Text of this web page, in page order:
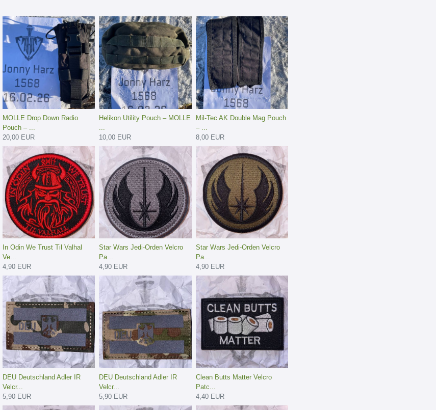
MOLLE Drop Down Radio
Pouch – ...
20,00 EUR
Helikon Utility Pouch – MOLLE
10,00 EUR
Mil-Tec AK Double Mag Pouch
– ...
8,00 EUR
In Odin We Trust Til Valhal
Ve...
4,90 EUR
Star Wars Jedi-Orden Velcro
Pa...
4,90 EUR
Star Wars Jedi-Orden Velcro
Pa...
4,90 EUR
DEU Deutschland Adler IR
Velcr...
5,90 EUR
DEU Deutschland Adler IR
Velcr...
5,90 EUR
Clean Butts Matter Velcro
Patc...
4,40 EUR